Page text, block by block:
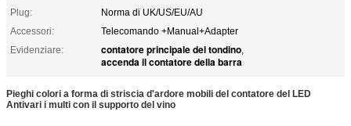
Plug:
Norma di UK/US/EU/AU
Accessori:
Telecomando +Manual+Adapter
Evidenziare:
contatore principale del tondino,
accenda il contatore della barra
Pieghi colori a forma di striscia d'ardore mobili del contatore del LED
Antivari i multi con il supporto del vino